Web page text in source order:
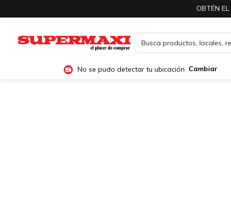
OBTÉN EL
No se pudo detectar tu ubicación Cambiar